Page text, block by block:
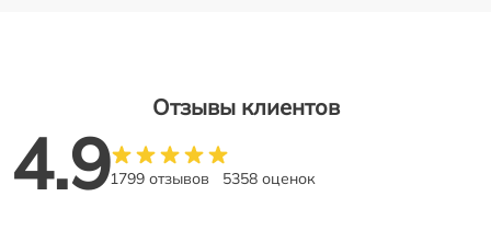
Отзывы клиентов
4.91799 отзывов 5358 оценок